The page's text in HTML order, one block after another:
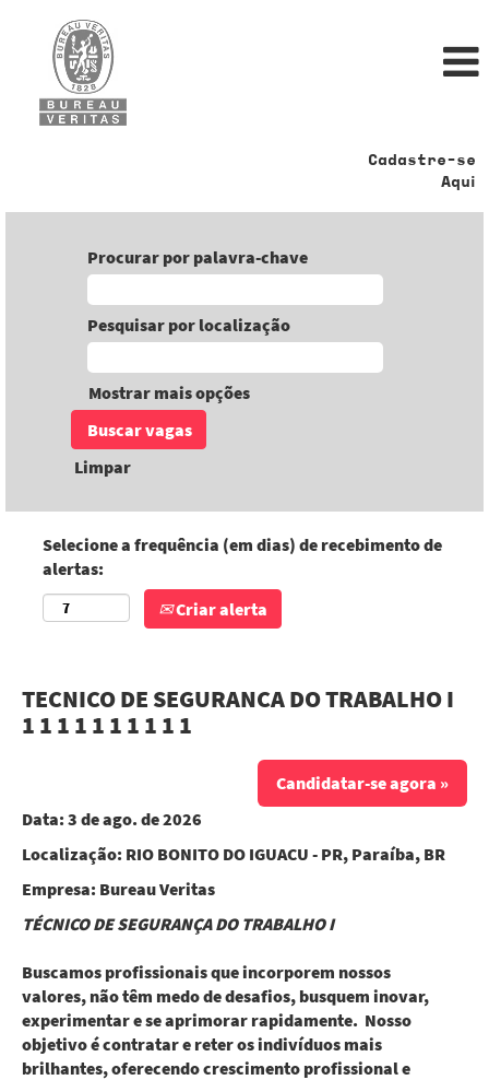
Cadastre-se
Aqui
Procurar por palavra-chave
Pesquisar por localização
Mostrar mais opções
Limpar
Selecione a frequência (em dias) de recebimento de
alertas:
Criar alerta
TECNICO DE SEGURANCA DO TRABALHO I
1 1 1 1 1 1 1 1 1 1
Candidatar-se agora »
Data: 3 de ago. de 2026
Localização: RIO BONITO DO IGUACU - PR, Paraíba, BR
Empresa: Bureau Veritas
TÉCNICO DE SEGURANÇA DO TRABALHO I
Buscamos profissionais que incorporem nossos
valores, não têm medo de desafios, busquem inovar,
experimentar e se aprimorar rapidamente. Nosso
objetivo é contratar e reter os indivíduos mais
brilhantes, oferecendo crescimento profissional e